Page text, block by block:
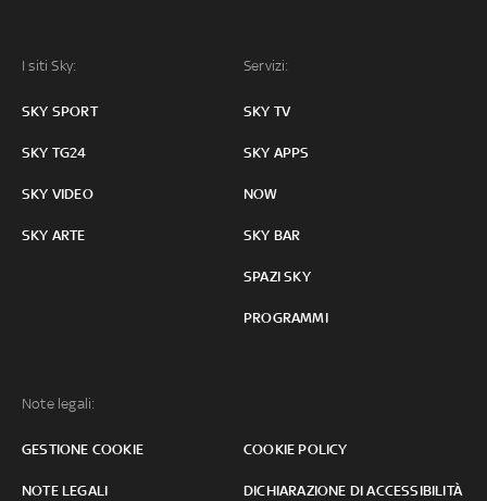
I siti Sky:
SKY SPORT
SKY TG24
SKY VIDEO
SKY ARTE
Servizi:
SKY TV
SKY APPS
NOW
SKY BAR
SPAZI SKY
PROGRAMMI
Note legali:
GESTIONE COOKIE COOKIE POLICY
NOTE LEGALI DICHIARAZIONE DI ACCESSIBILITÀ